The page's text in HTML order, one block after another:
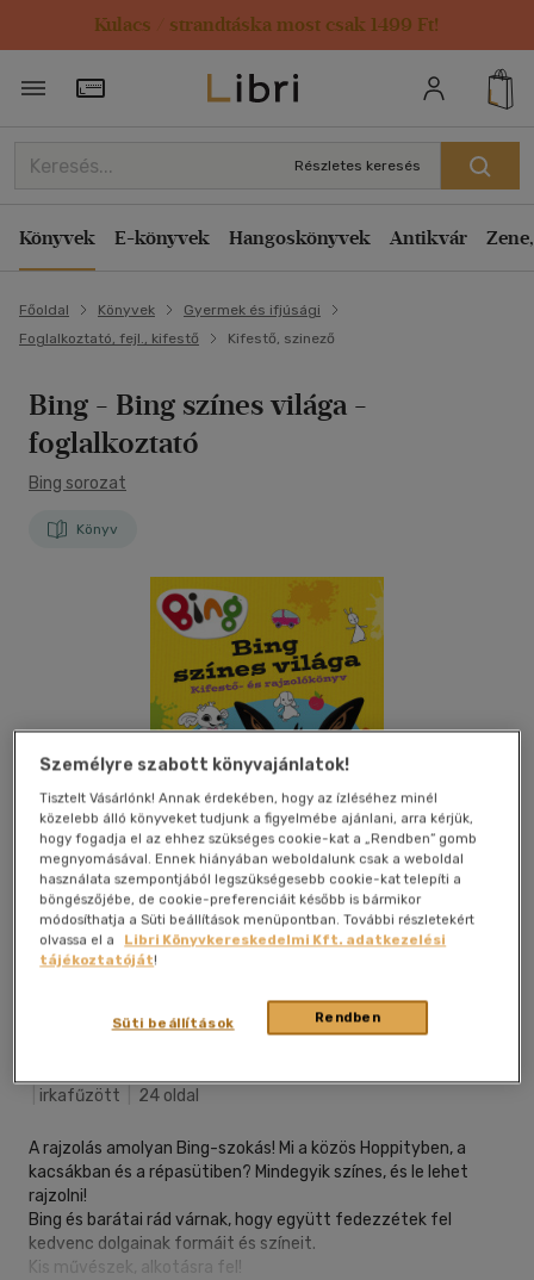
Kulacs / strandtáska most csak 1499 Ft!
Törzsvásárlói Kártya adatai
Részletes keresés
Könyvek E-könyvek Hangoskönyvek Antikvár
Főoldal Könyvek
Gyermek és ifjúsági
Foglalkoztató, fejl., kifestő
Kifestő, szinező
Bing - Bing színes világa -
foglalkoztató
Bing sorozat
Könyv
irkafűzött 24 oldal
A rajzolás amolyan Bing-szokás! Mi a közös Hoppityben, a
kacsákban és a répasütiben? Mindegyik színes, és le lehet
rajzolni!
Bing és barátai rád várnak, hogy együtt fedezzétek fel
kedvenc dolgainak formáit és színeit.
Kis művészek, alkotásra fel!
Személyre szabott könyvajánlatok!
Tisztelt Vásárlónk! Annak érdekében, hogy az ízléséhez minél
közelebb álló könyveket tudjunk a figyelmébe ajánlani, arra kérjük,
hogy fogadja el az ehhez szükséges cookie-kat a „Rendben” gomb
megnyomásával. Ennek hiányában weboldalunk csak a weboldal
használata szempontjából legszükségesebb cookie-kat telepíti a
böngészőjébe, de cookie-preferenciáit később is bármikor
módosíthatja a Süti beállítások menüpontban. További részletekért
olvassa el a
Libri Könyvkereskedelmi Kft. adatkezelési
tájékoztatóját!
Rendben
Süti beállítások